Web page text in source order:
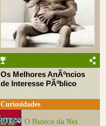
Os Melhores AnÃºncios
de Interesse PÃºblico
Curiosidades
O Buteco da Net